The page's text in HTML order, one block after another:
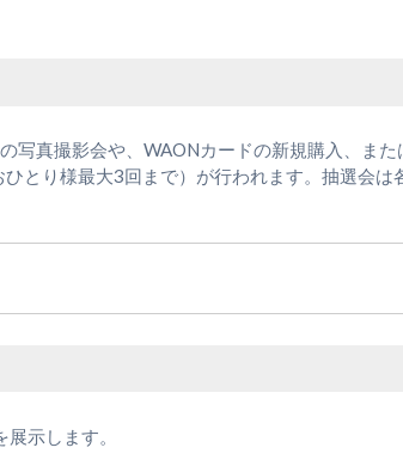
写真撮影会や、WAONカードの新規購入、ま
とり様最大3回まで）が行われます。抽選会は
示します。